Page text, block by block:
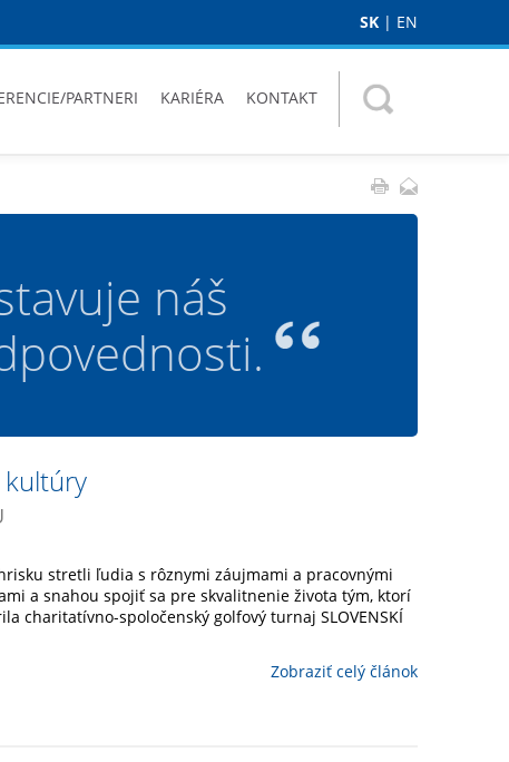
SK | EN
PARTNERI KARIÉRA KONTAKT
náš
stretli ľudia s rôznymi záujmami a pracovnými
a snahou spojiť sa pre skvalitnenie života tým, ktorí
charitatívno-spoločenský golfový turnaj SLOVENSKÍ
Zobraziť celý článok